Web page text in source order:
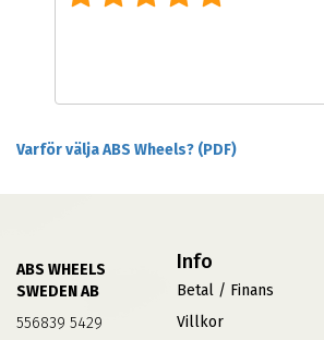
Varför välja ABS Wheels? (PDF)
ABS WHEELS
SWEDEN AB
556839 5429
Info
Betal / Finans
Villkor